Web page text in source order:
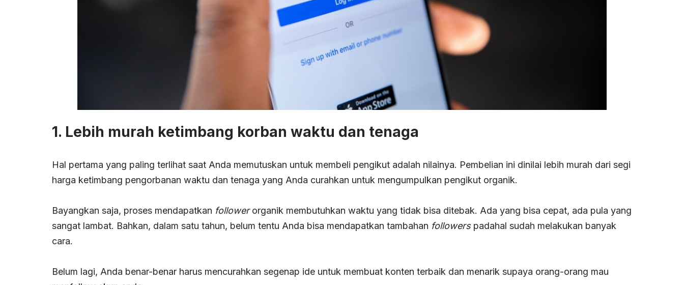
1. Lebih murah ketimbang korban waktu dan tenaga
Hal pertama yang paling terlihat saat Anda memutuskan untuk membeli pengikut adalah nilainya. Pembelian ini dinilai lebih murah dari segi
harga ketimbang pengorbanan waktu dan tenaga yang Anda curahkan untuk mengumpulkan pengikut organik.
Bayangkan saja, proses mendapatkan followerorganik membutuhkan waktu yang tidak bisa ditebak. Ada yang bisa cepat, ada pula yang
sangat lambat. Bahkan, dalam satu tahun, belum tentu Anda bisa mendapatkan tambahan followerspadahal sudah melakukan banyak
cara.
Belum lagi, Anda benar-benar harus mencurahkan segenap ide untuk membuat konten terbaik dan menarik supaya orang-orang mau